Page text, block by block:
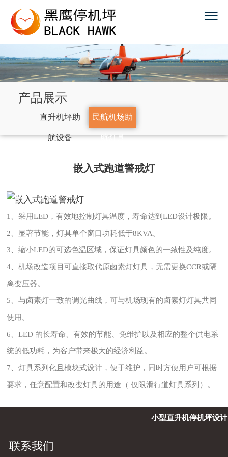
产品展示
直升机坪助
航设备
民航机场助
航灯具
嵌入式跑道警戒灯
1、采用LED，有效地控制灯具温度，寿命达到LED设计极限。
2、显著节能，灯具单个窗口功耗低于8KVA。
3、缩小LED的可选色温区域，保证灯具颜色的一致性及纯度。
4、机场改造项目可直接取代原卤素灯灯具，无需更换CCR或隔
离变压器。
5、与卤素灯一致的调光曲线，可与机场现有的卤素灯灯具共同
使用。
6、LED 的长寿命、有效的节能、免维护以及相应的整个供电系
统的低功耗，为客户带来极大的经济利益。
7、灯具系列化且模块式设计，便于维护，同时方便用户可根据
要求，任意配置和改变灯具的用途（ 仅限滑行道灯具系列）。
小型直升机停机坪设计
联系我们